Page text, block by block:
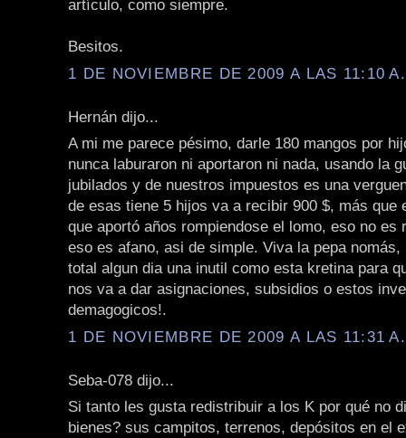
artículo, como siempre.
Besitos.
1 DE NOVIEMBRE DE 2009 A LAS 11:10
Hernán dijo...
A mi me parece pésimo, darle 180 mangos por
nunca laburaron ni aportaron ni nada, usando la
jubilados y de nuestros impuestos es una
de esas tiene 5 hijos va a recibir 900 $, más que
que aportó años rompiendose el lomo, eso no es
eso es afano, asi de simple. Viva la pepa nomás,
total algun dia una inutil como esta kretina para
nos va a dar asignaciones, subsidios o estos
demagogicos!.
1 DE NOVIEMBRE DE 2009 A LAS 11:31
Seba-078 dijo...
Si tanto les gusta redistribuir a los K por qué no
bienes? sus campitos, terrenos, depósitos en el